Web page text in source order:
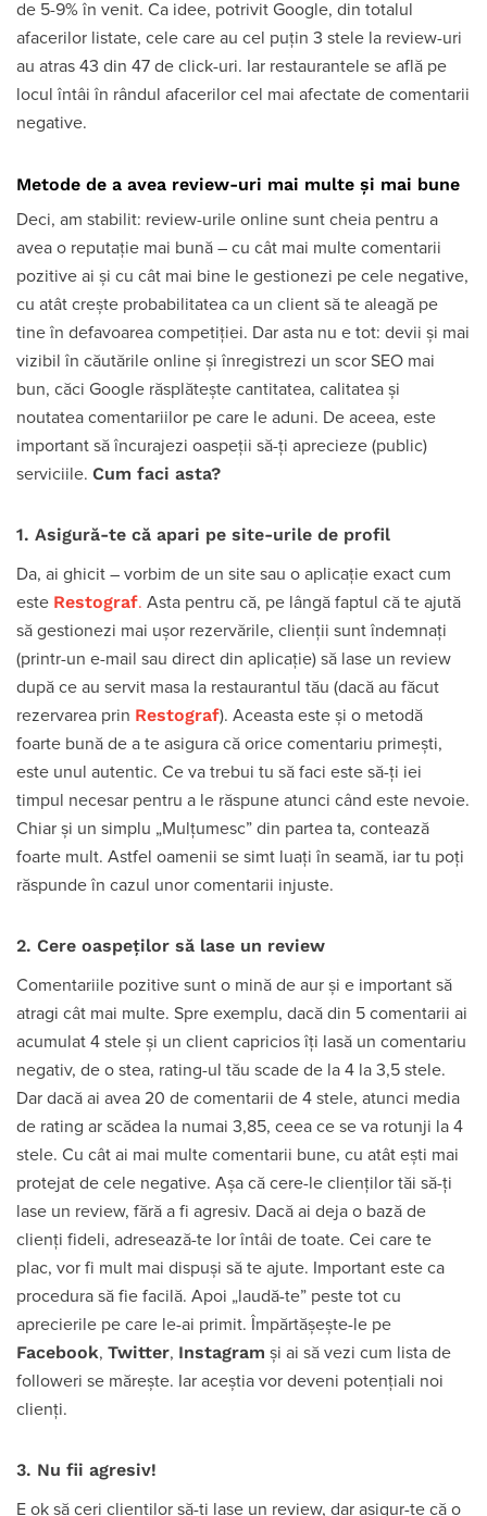
de 5-9% în venit. Ca idee, potrivit Google, din totalul
afacerilor listate, cele care au cel puțin 3 stele la review-uri
au atras 43 din 47 de click-uri. Iar restaurantele se află pe
locul întâi în rândul afacerilor cel mai afectate de comentarii
negative.
Metode de a avea review-uri mai multe și mai bune
Deci, am stabilit: review-urile online sunt cheia pentru a
avea o reputație mai bună – cu cât mai multe comentarii
pozitive ai și cu cât mai bine le gestionezi pe cele negative,
cu atât crește probabilitatea ca un client să te aleagă pe
tine în defavoarea competiției. Dar asta nu e tot: devii și mai
vizibil în căutările online și înregistrezi un scor SEO mai
bun, căci Google răsplătește cantitatea, calitatea și
noutatea comentariilor pe care le aduni. De aceea, este
important să încurajezi oaspeții să-ți aprecieze (public)
serviciile. Cum faci asta?
1. Asigură-te că apari pe site-urile de profil
Da, ai ghicit – vorbim de un site sau o aplicație exact cum
este Restograf. Asta pentru că, pe lângă faptul că te ajută
să gestionezi mai ușor rezervările, clienții sunt îndemnați
(printr-un e-mail sau direct din aplicație) să lase un review
după ce au servit masa la restaurantul tău (dacă au făcut
rezervarea prin Restograf). Aceasta este și o metodă
foarte bună de a te asigura că orice comentariu primești,
este unul autentic. Ce va trebui tu să faci este să-ți iei
timpul necesar pentru a le răspune atunci când este nevoie.
Chiar și un simplu „Mulțumesc” din partea ta, contează
foarte mult. Astfel oamenii se simt luați în seamă, iar tu poți
răspunde în cazul unor comentarii injuste.
2. Cere oaspeților să lase un review
Comentariile pozitive sunt o mină de aur și e important să
atragi cât mai multe. Spre exemplu, dacă din 5 comentarii ai
acumulat 4 stele și un client capricios îți lasă un comentariu
negativ, de o stea, rating-ul tău scade de la 4 la 3,5 stele.
Dar dacă ai avea 20 de comentarii de 4 stele, atunci media
de rating ar scădea la numai 3,85, ceea ce se va rotunji la 4
stele. Cu cât ai mai multe comentarii bune, cu atât ești mai
protejat de cele negative. Așa că cere-le clienților tăi să-ți
lase un review, fără a fi agresiv. Dacă ai deja o bază de
clienți fideli, adresează-te lor întâi de toate. Cei care te
plac, vor fi mult mai dispuși să te ajute. Important este ca
procedura să fie facilă. Apoi „laudă-te” peste tot cu
aprecierile pe care le-ai primit. Împărtășește-le pe
Facebook, Twitter, Instagram și ai să vezi cum lista de
followeri se mărește. Iar aceștia vor deveni potențiali noi
clienți.
3. Nu fii agresiv!
E ok să ceri clienților să-ți lase un review, dar asigur-te că o